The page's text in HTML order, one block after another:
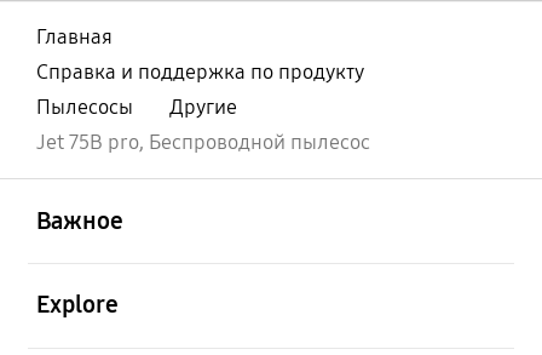
Главная
Справка и поддержка по продукту
Пылесосы
Другие
Jet 75B pro, Беспроводной пылесос
Важное
Explore